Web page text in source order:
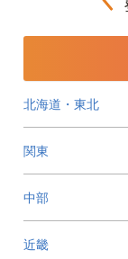
北海道・東北
関東
中部
近畿